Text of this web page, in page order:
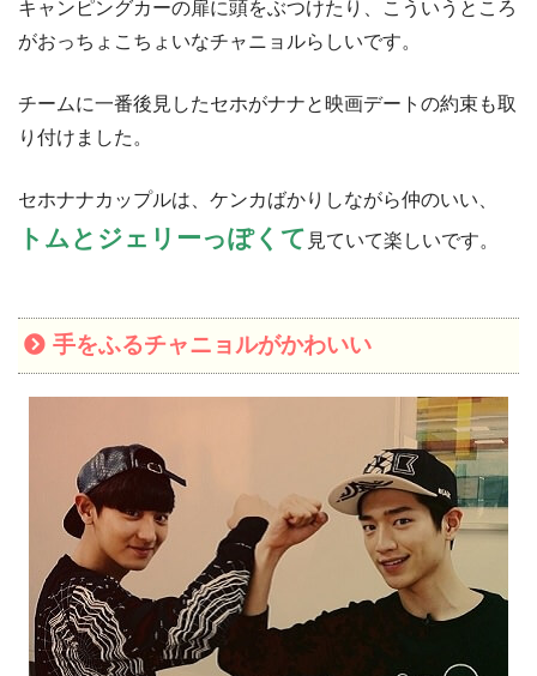
キャンピングカーの扉に頭をぶつけたり、こういうところ
がおっちょこちょいなチャニョルらしいです。
チームに一番後見したセホがナナと映画デートの約束も取
り付けました。
セホナナカップルは、ケンカばかりしながら仲のいい、
トムとジェリーっぽくて 見ていて楽しいです。
手をふるチャニョルがかわいい